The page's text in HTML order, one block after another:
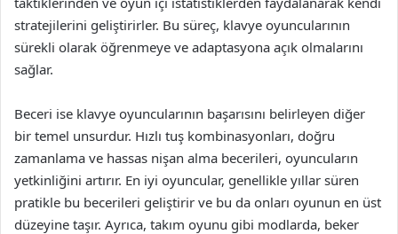
stratejilerini geliştirirler. Bu süreç, klavye oyuncularının
sürekli olarak öğrenmeye ve adaptasyona açık olmalarını
sağlar.
Beceri ise klavye oyuncularının başarısını belirleyen diğer
bir temel unsurdur. Hızlı tuş kombinasyonları, doğru
zamanlama ve hassas nişan alma becerileri, oyuncuların
yetkinliğini artırır. En iyi oyuncular, genellikle yıllar süren
pratikle bu becerileri geliştirir ve bu da onları oyunun en üst
düzeyine taşır. Ayrıca, takım oyunu gibi modlarda, beker